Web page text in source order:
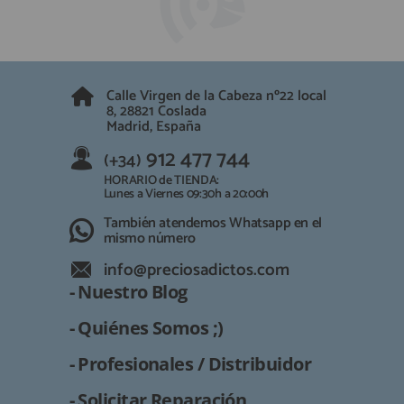
(+34) 912 477 744
HORARIO de TIENDA:
Lunes a Viernes 09:30h a 20:00h
También atendemos Whatsapp
info@preciosadictos.com
Calle Virgen de la Cabeza nº22 local
8, 28821 Coslada
Madrid, España
(+34) 912 477 744
HORARIO de TIENDA:
Lunes a Viernes 09:30h a 20:00h
También atendemos Whatsapp en el
mismo número
info@preciosadictos.com
- Nuestro Blog
- Quiénes Somos ;)
- Profesionales / Distribuidor